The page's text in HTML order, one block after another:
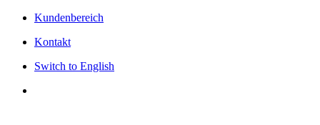
Kundenbereich
Kontakt
Switch to English